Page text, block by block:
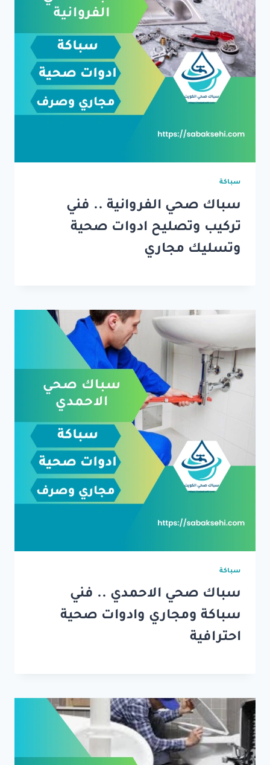
سباكة
سباك صحي الفروانية .. فني
تركيب وتصليح ادوات صحية
وتسليك مجاري
سباكة
سباك صحي الاحمدي .. فني
سباكة ومجاري وادوات صحية
احترافية